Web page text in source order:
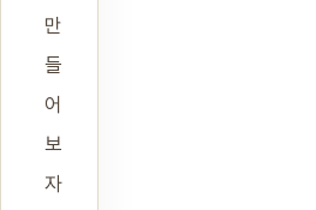
만
들
어
보
자